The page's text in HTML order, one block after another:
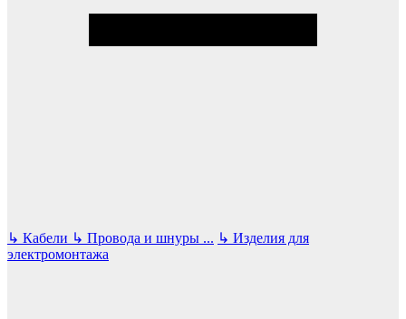
↳ Кабели ↳ Провода и шнуры ... ↳ Изделия для
электромонтажа